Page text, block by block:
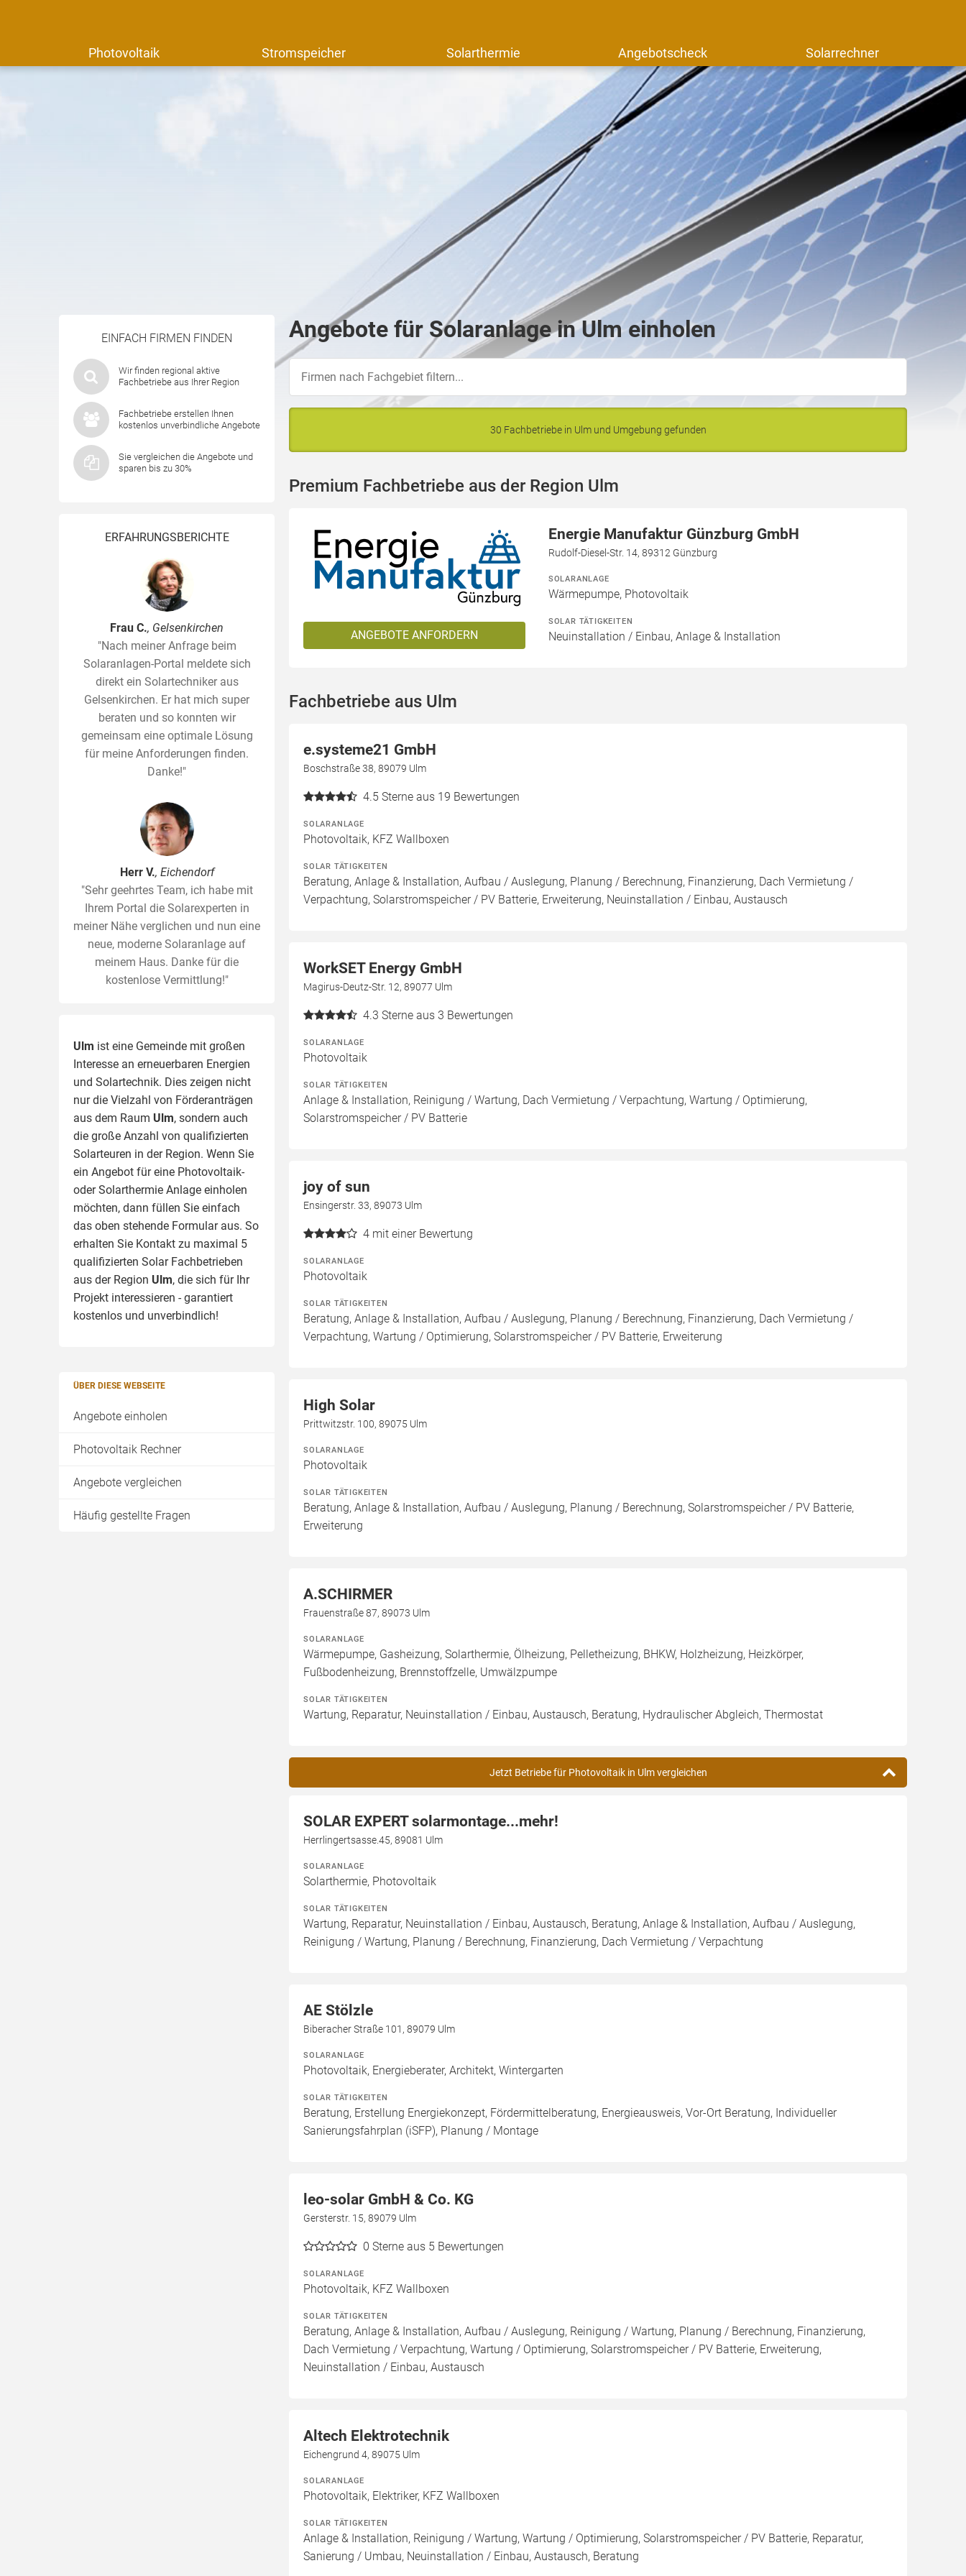
Photovoltaik Stromspeicher Solarthermie Angebotscheck Solarrechner
EINFACH FIRMEN FINDEN
Wir finden regional aktive
Fachbetriebe aus Ihrer Region
Fachbetriebe erstellen Ihnen
kostenlos unverbindliche Angebote
Sie vergleichen die Angebote und
sparen bis zu 30%
ERFAHRUNGSBERICHTE
Frau C., Gelsenkirchen
"Nach meiner Anfrage beim
Solaranlagen-Portal meldete sich
direkt ein Solartechniker aus
Gelsenkirchen. Er hat mich super
beraten und so konnten wir
gemeinsam eine optimale Lösung
für meine Anforderungen finden.
Danke!"
Herr V., Eichendorf
"Sehr geehrtes Team, ich habe mit
Ihrem Portal die Solarexperten in
meiner Nähe verglichen und nun eine
neue, moderne Solaranlage auf
meinem Haus. Danke für die
kostenlose Vermittlung!"
Ulm ist eine Gemeinde mit großen
Interesse an erneuerbaren Energien
und Solartechnik. Dies zeigen nicht
nur die Vielzahl von Förderanträgen
aus dem Raum Ulm, sondern auch
die große Anzahl von qualifizierten
Solarteuren in der Region. Wenn Sie
ein Angebot für eine Photovoltaik-
oder Solarthermie Anlage einholen
möchten, dann füllen Sie einfach
das oben stehende Formular aus. So
erhalten Sie Kontakt zu maximal 5
qualifizierten Solar Fachbetrieben
aus der Region Ulm, die sich für Ihr
Projekt interessieren - garantiert
kostenlos und unverbindlich!
ÜBER DIESE WEBSEITE
Angebote einholen
Photovoltaik Rechner
Angebote vergleichen
Häufig gestellte Fragen
Angebote für Solaranlage in Ulm einholen
30 Fachbetriebe in Ulm und Umgebung gefunden
Premium Fachbetriebe aus der Region Ulm
ANGEBOTE ANFORDERN
Energie Manufaktur Günzburg GmbH
Rudolf-Diesel-Str. 14, 89312 Günzburg
SOLARANLAGE
Wärmepumpe, Photovoltaik
SOLAR TÄTIGKEITEN
Neuinstallation / Einbau, Anlage & Installation
Fachbetriebe aus Ulm
e.systeme21 GmbH
Boschstraße 38, 89079 Ulm
4.5 Sterne aus 19 Bewertungen
SOLARANLAGE
Photovoltaik, KFZ Wallboxen
SOLAR TÄTIGKEITEN
Beratung, Anlage & Installation, Aufbau / Auslegung, Planung / Berechnung, Finanzierung, Dach Vermietung /
Verpachtung, Solarstromspeicher / PV Batterie, Erweiterung, Neuinstallation / Einbau, Austausch
WorkSET Energy GmbH
Magirus-Deutz-Str. 12, 89077 Ulm
4.3 Sterne aus 3 Bewertungen
SOLARANLAGE
Photovoltaik
SOLAR TÄTIGKEITEN
Anlage & Installation, Reinigung / Wartung, Dach Vermietung / Verpachtung, Wartung / Optimierung,
Solarstromspeicher / PV Batterie
joy of sun
Ensingerstr. 33, 89073 Ulm
4 mit einer Bewertung
SOLARANLAGE
Photovoltaik
SOLAR TÄTIGKEITEN
Beratung, Anlage & Installation, Aufbau / Auslegung, Planung / Berechnung, Finanzierung, Dach Vermietung /
Verpachtung, Wartung / Optimierung, Solarstromspeicher / PV Batterie, Erweiterung
High Solar
Prittwitzstr. 100, 89075 Ulm
SOLARANLAGE
Photovoltaik
SOLAR TÄTIGKEITEN
Beratung, Anlage & Installation, Aufbau / Auslegung, Planung / Berechnung, Solarstromspeicher / PV Batterie,
Erweiterung
A.SCHIRMER
Frauenstraße 87, 89073 Ulm
SOLARANLAGE
Wärmepumpe, Gasheizung, Solarthermie, Ölheizung, Pelletheizung, BHKW, Holzheizung, Heizkörper,
Fußbodenheizung, Brennstoffzelle, Umwälzpumpe
SOLAR TÄTIGKEITEN
Wartung, Reparatur, Neuinstallation / Einbau, Austausch, Beratung, Hydraulischer Abgleich, Thermostat
Jetzt Betriebe für Photovoltaik in Ulm vergleichen
SOLAR EXPERT solarmontage...mehr!
Herrlingertsasse.45, 89081 Ulm
SOLARANLAGE
Solarthermie, Photovoltaik
SOLAR TÄTIGKEITEN
Wartung, Reparatur, Neuinstallation / Einbau, Austausch, Beratung, Anlage & Installation, Aufbau / Auslegung,
Reinigung / Wartung, Planung / Berechnung, Finanzierung, Dach Vermietung / Verpachtung
AE Stölzle
Biberacher Straße 101, 89079 Ulm
SOLARANLAGE
Photovoltaik, Energieberater, Architekt, Wintergarten
SOLAR TÄTIGKEITEN
Beratung, Erstellung Energiekonzept, Fördermittelberatung, Energieausweis, Vor-Ort Beratung, Individueller
Sanierungsfahrplan (iSFP), Planung / Montage
leo-solar GmbH & Co. KG
Gersterstr. 15, 89079 Ulm
0 Sterne aus 5 Bewertungen
SOLARANLAGE
Photovoltaik, KFZ Wallboxen
SOLAR TÄTIGKEITEN
Beratung, Anlage & Installation, Aufbau / Auslegung, Reinigung / Wartung, Planung / Berechnung, Finanzierung,
Dach Vermietung / Verpachtung, Wartung / Optimierung, Solarstromspeicher / PV Batterie, Erweiterung,
Neuinstallation / Einbau, Austausch
Altech Elektrotechnik
Eichengrund 4, 89075 Ulm
SOLARANLAGE
Photovoltaik, Elektriker, KFZ Wallboxen
SOLAR TÄTIGKEITEN
Anlage & Installation, Reinigung / Wartung, Wartung / Optimierung, Solarstromspeicher / PV Batterie, Reparatur,
Sanierung / Umbau, Neuinstallation / Einbau, Austausch, Beratung